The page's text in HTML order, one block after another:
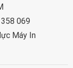
069
Máy In